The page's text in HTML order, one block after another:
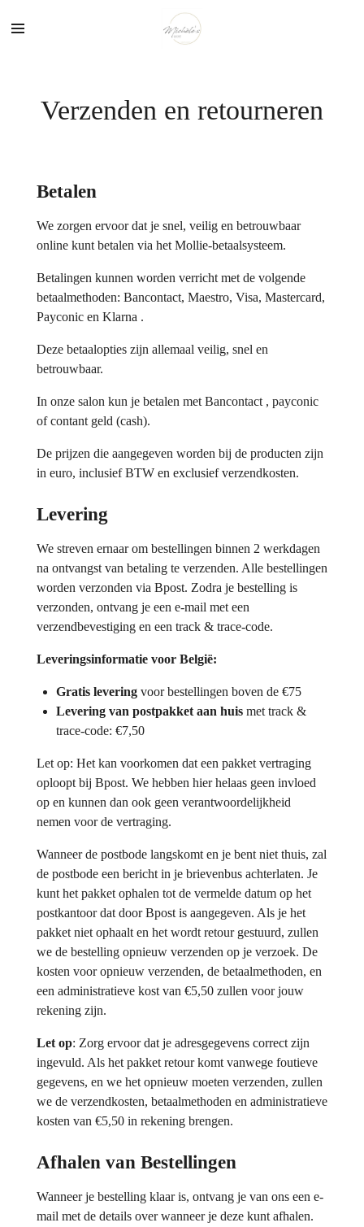
direct
Verzenden en retourneren
Betalen
We zorgen ervoor dat je snel, veilig en betrouwbaar
online kunt betalen via het Mollie-betaalsysteem.
Betalingen kunnen worden verricht met de volgende
betaalmethoden: Bancontact, Maestro, Visa, Mastercard,
Payconic en Klarna .
Deze betaalopties zijn allemaal veilig, snel en
betrouwbaar.
In onze salon kun je betalen met Bancontact , payconic
of contant geld (cash).
De prijzen die aangegeven worden bij de producten zijn
in euro, inclusief BTW en exclusief verzendkosten.
Levering
We streven ernaar om bestellingen binnen 2 werkdagen
na ontvangst van betaling te verzenden. Alle bestellingen
worden verzonden via Bpost. Zodra je bestelling is
verzonden, ontvang je een e-mail met een
verzendbevestiging en een track & trace-code.
Leveringsinformatie voor België:
Gratis leveringvoor bestellingen boven de €75
Levering van postpakket aan huismet track &
trace-code: €7,50
Let op: Het kan voorkomen dat een pakket vertraging
oploopt bij Bpost. We hebben hier helaas geen invloed
op en kunnen dan ook geen verantwoordelijkheid
nemen voor de vertraging.
Wanneer de postbode langskomt en je bent niet thuis, zal
de postbode een bericht in je brievenbus achterlaten. Je
kunt het pakket ophalen tot de vermelde datum op het
postkantoor dat door Bpost is aangegeven. Als je het
pakket niet ophaalt en het wordt retour gestuurd, zullen
we de bestelling opnieuw verzenden op je verzoek. De
kosten voor opnieuw verzenden, de betaalmethoden, en
een administratieve kost van €5,50 zullen voor jouw
rekening zijn.
Let op: Zorg ervoor dat je adresgegevens correct zijn
ingevuld. Als het pakket retour komt vanwege foutieve
gegevens, en we het opnieuw moeten verzenden, zullen
we de verzendkosten, betaalmethoden en administratieve
kosten van €5,50 in rekening brengen.
Afhalen van Bestellingen
Wanneer je bestelling klaar is, ontvang je van ons een e-
mail met de details over wanneer je deze kunt afhalen.